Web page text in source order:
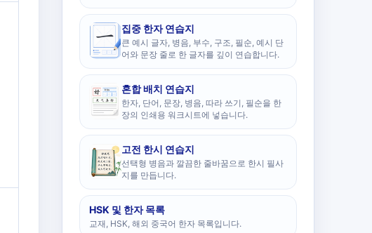
집중 한자 연습지
큰 예시 글자, 병음, 부수, 구조, 필순, 예시 단
어와 문장 줄로 한 글자를 깊이 연습합니다.
혼합 배치 연습지
한자, 단어, 문장, 병음, 따라 쓰기, 필순을 한
장의 인쇄용 워크시트에 넣습니다.
고전 한시 연습지
선택형 병음과 깔끔한 줄바꿈으로 한시 필사
지를 만듭니다.
HSK 및 한자 목록
교재, HSK, 해외 중국어 한자 목록입니다.